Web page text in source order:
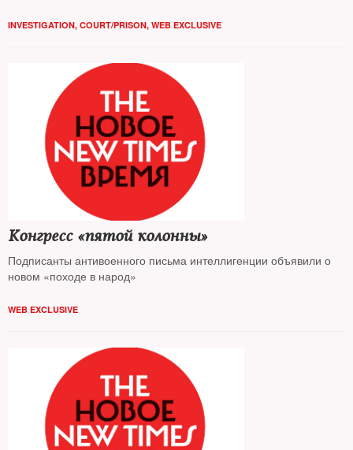
INVESTIGATION, COURT/PRISON, WEB EXCLUSIVE
Конгресс «пятой колонны»
Подписанты антивоенного письма интеллигенции объявили о
новом «походе в народ»
WEB EXCLUSIVE